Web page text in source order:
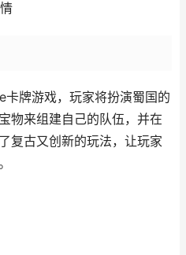
卡牌游戏，玩家将扮演蜀国的
物来组建自己的队伍，并在
复古又创新的玩法，让玩家